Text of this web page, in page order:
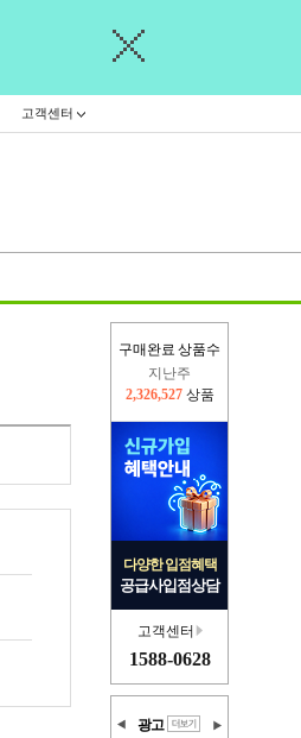
고객센터
구매완료 상품수
지난주
2,326,527 상품
다양한 입점혜택
공급사입점상담
고객센터
1588-0628
광고